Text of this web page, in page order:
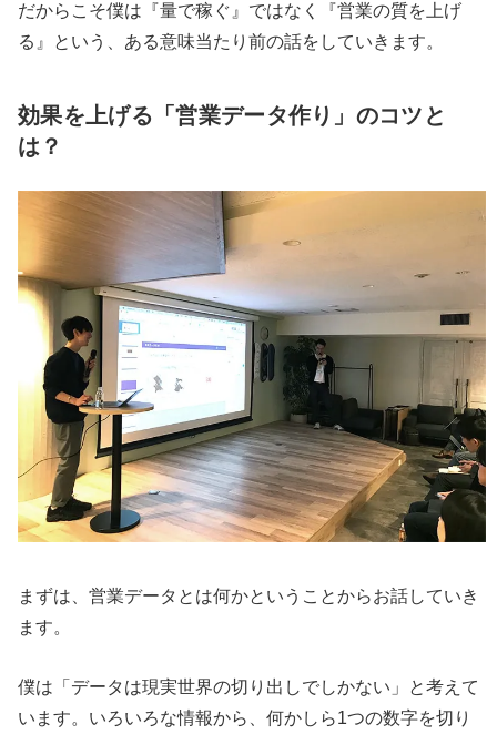
だからこそ僕は『量で稼ぐ』ではなく『営業の質を上げ
る』という、ある意味当たり前の話をしていきます。
効果を上げる「営業データ作り」のコツと
は？
まずは、営業データとは何かということからお話していき
ます。
僕は「データは現実世界の切り出しでしかない」と考えて
います。いろいろな情報から、何かしら1つの数字を切り